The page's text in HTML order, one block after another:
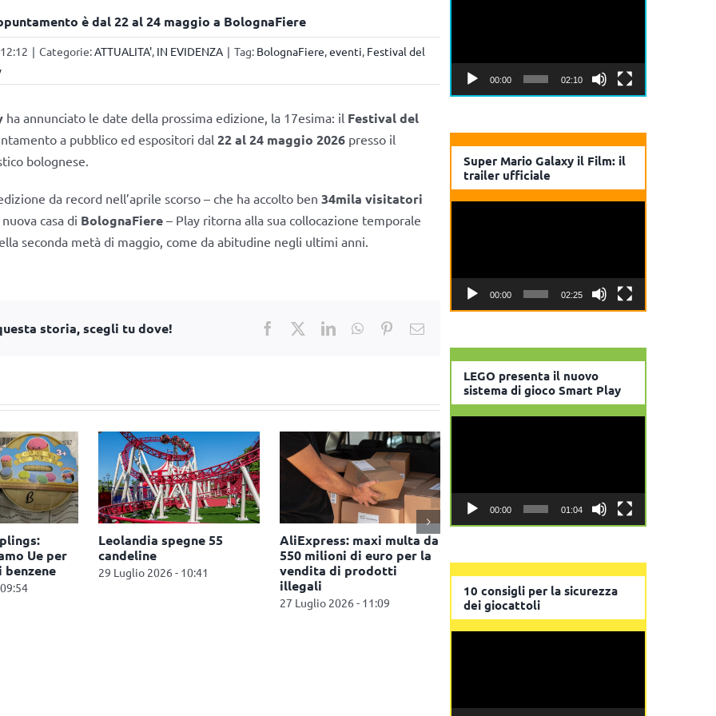
è dal 22 al 24 maggio a BolognaFiere
| Categorie:ATTUALITA', IN EVIDENZA | Tag: BolognaFiere,eventi, Festival del
ha annunciato le date della prossima edizione, la 17esima: il Festival del
a pubblico ed espositori dal 22 al 24 maggio 2026presso il
bolognese.
da record nell’aprile scorso – che ha accolto ben 34mila visitatori
casa di BolognaFiere– Play ritorna alla sua collocazione temporale
seconda metà di maggio, come da abitudine negli ultimi anni.
storia, scegli tu dove! Facebook LinkedInWhatsApp
PinterestEmail
Ue per
benzene
Leolandia spegne 55
candeline
29 Luglio 2026 - 10:41
AliExpress: maxi multa da
550 milioni di euro per la
vendita di prodotti
illegali
27 Luglio 2026 - 11:09
00:00 02:10
Super Mario Galaxy il Film: il
trailer ufficiale
00:00 02:25
LEGO presenta il nuovo
sistema di gioco Smart Play
00:00 01:04
10 consigli per la sicurezza
dei giocattoli